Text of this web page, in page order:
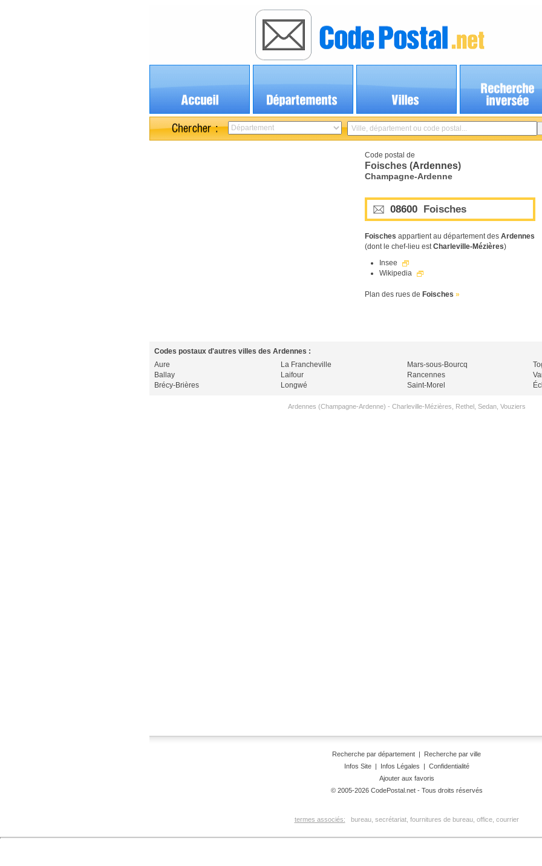
Code postal de
Foisches (Ardennes)
Champagne-Ardenne
08600 Foisches
Foisches appartient au département des Ardennes
(dont le chef-lieu estCharleville-Mézières)
Insee
Wikipedia
Plan des rues de Foisches »
Codes postaux d'autres villes des Ardennes :
Aure
Ballay
Brécy-Brières
La Francheville
Laifour
Longwé
Mars-sous-Bourcq
Rancennes
Saint-Morel
Ardennes (Champagne-Ardenne) - Charleville-Mézières Rethel, Sedan, Vouziers
Recherche par département | Recherche par ville
Infos Site| Infos Légales | Confidentialité
Ajouter aux favoris
© 2005-2026 CodePostal.net - Tous droits réservés
termes associés: bureau, secrétariat, fournitures de bureau, office, courrier